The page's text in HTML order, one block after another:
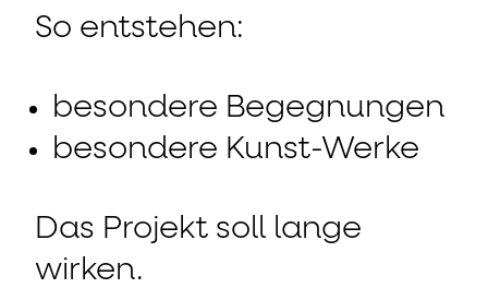
So entstehen:
besondere Begegnungen
besondere Kunst-Werke
Das Projekt soll lange
wirken.